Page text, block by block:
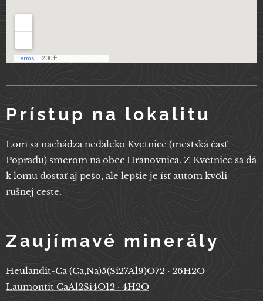
Prístup na lokalitu
Lom sa nachádza neďaleko Kvetnice (mestská časť
Popradu) smerom na obec Hranovnica. Z Kvetnice sa dá
k lomu dostať aj pešo, ale lepšie je ísť autom kvôli
rušnej ceste.
Zaujímavé minerály
Heulandit-Ca (Ca,Na)5(Si27Al9)O72 · 26H2O
Laumontit CaAl2Si4O12 · 4H2O